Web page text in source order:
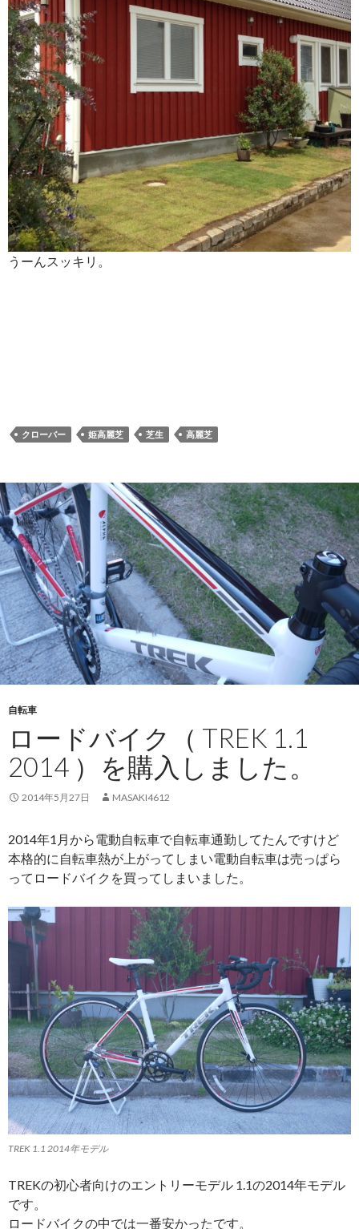
うーんスッキリ。
クローバー 姫高麗芝 芝生 高麗芝
自転車
ロードバイク（ TREK 1.1
2014 ）を購入しました。
2014年5月27日 MASAKI4612
2014年1月から電動自転車で自転車通勤してたんですけど
本格的に自転車熱が上がってしまい電動自転車は売っぱら
ってロードバイクを買ってしまいました。
TREK 1.1 2014年モデル
TREKの初心者向けのエントリーモデル 1.1の2014年モデル
です。
ロードバイクの中では一番安かったです。